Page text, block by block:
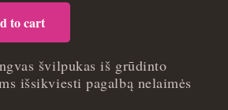
to cart
švilpukas iš grūdinto
išsikviesti pagalbą nelaimės